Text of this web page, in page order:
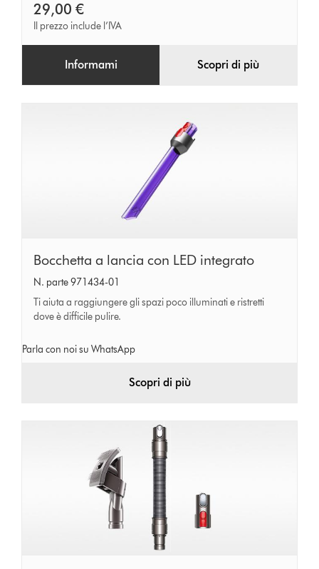
29,00 €
Il prezzo include l’IVA
Informami Scopri di più
Bocchetta
a
lancia
con
Bocchetta a lancia con LED integrato
N. parte 971434-01
Ti aiuta a raggiungere gli spazi poco illuminati e ristretti
dove è difficile pulire.
Parla con noi su WhatsApp
Scopri di più